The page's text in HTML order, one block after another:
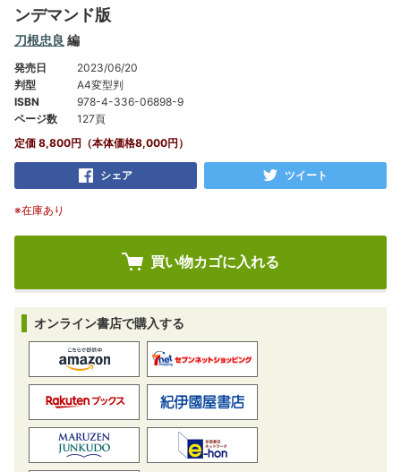
ンデマンド版
刀根忠良 編
発売日
2023/06/20
判型
A4変型判
ISBN
978-4-336-06898-9
ページ数
127頁
定価 8,800円（本体価格8,000円）
シェア ツイート
※在庫あり
オンライン書店で購入する